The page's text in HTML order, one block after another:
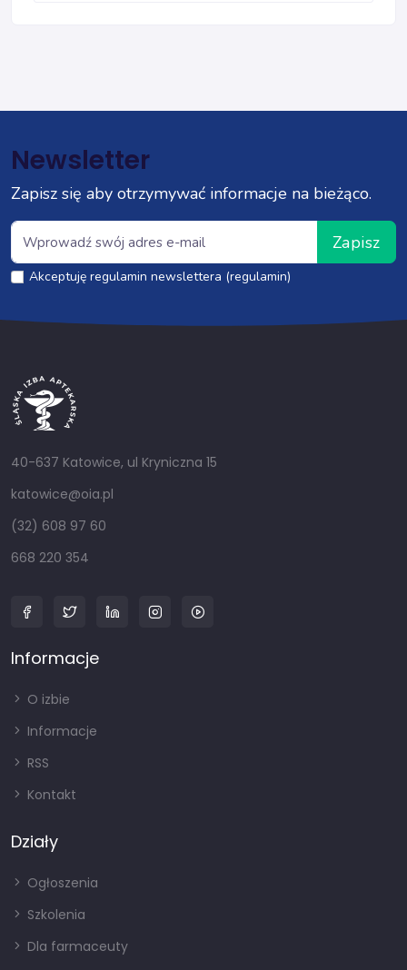
Newsletter
Zapisz się aby otrzymywać informacje na bieżąco.
Zapisz
Akceptuję regulamin newslettera (regulamin)
40-637 Katowice, ul Kryniczna 15
katowice@oia.pl
(32) 608 97 60
668 220 354
Informacje
O izbie
Informacje
RSS
Kontakt
Działy
Ogłoszenia
Szkolenia
Dla farmaceuty